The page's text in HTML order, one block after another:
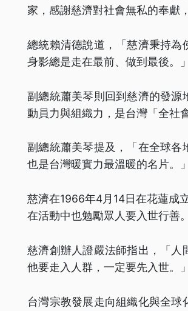
家，感謝慈濟對社會無私的奉獻
總統賴清德說道，「慈濟秉持為
身影總是走在最前、做到最後。」
副總統蕭美琴則回到慈濟的發源
動員力與組織力，是台灣「全社
副總統蕭美琴提及，「在全球
也是台灣暖實力最溫暖的名片。」
慈濟在1966年4月14日在花蓮成
在活動中也勉勵眾人要入世行善。
慈濟創辦人證嚴法師指出，「人
他要走入人群，一定要先入世。」
台灣宗教發展走向組織化與全